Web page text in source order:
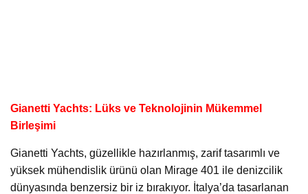
Gianetti Yachts: Lüks ve Teknolojinin Mükemmel
Birleşimi
Gianetti Yachts, güzellikle hazırlanmış, zarif tasarımlı ve
yüksek mühendislik ürünü olan Mirage 401 ile denizcilik
dünyasında benzersiz bir iz bırakıyor. İtalya’da tasarlanan